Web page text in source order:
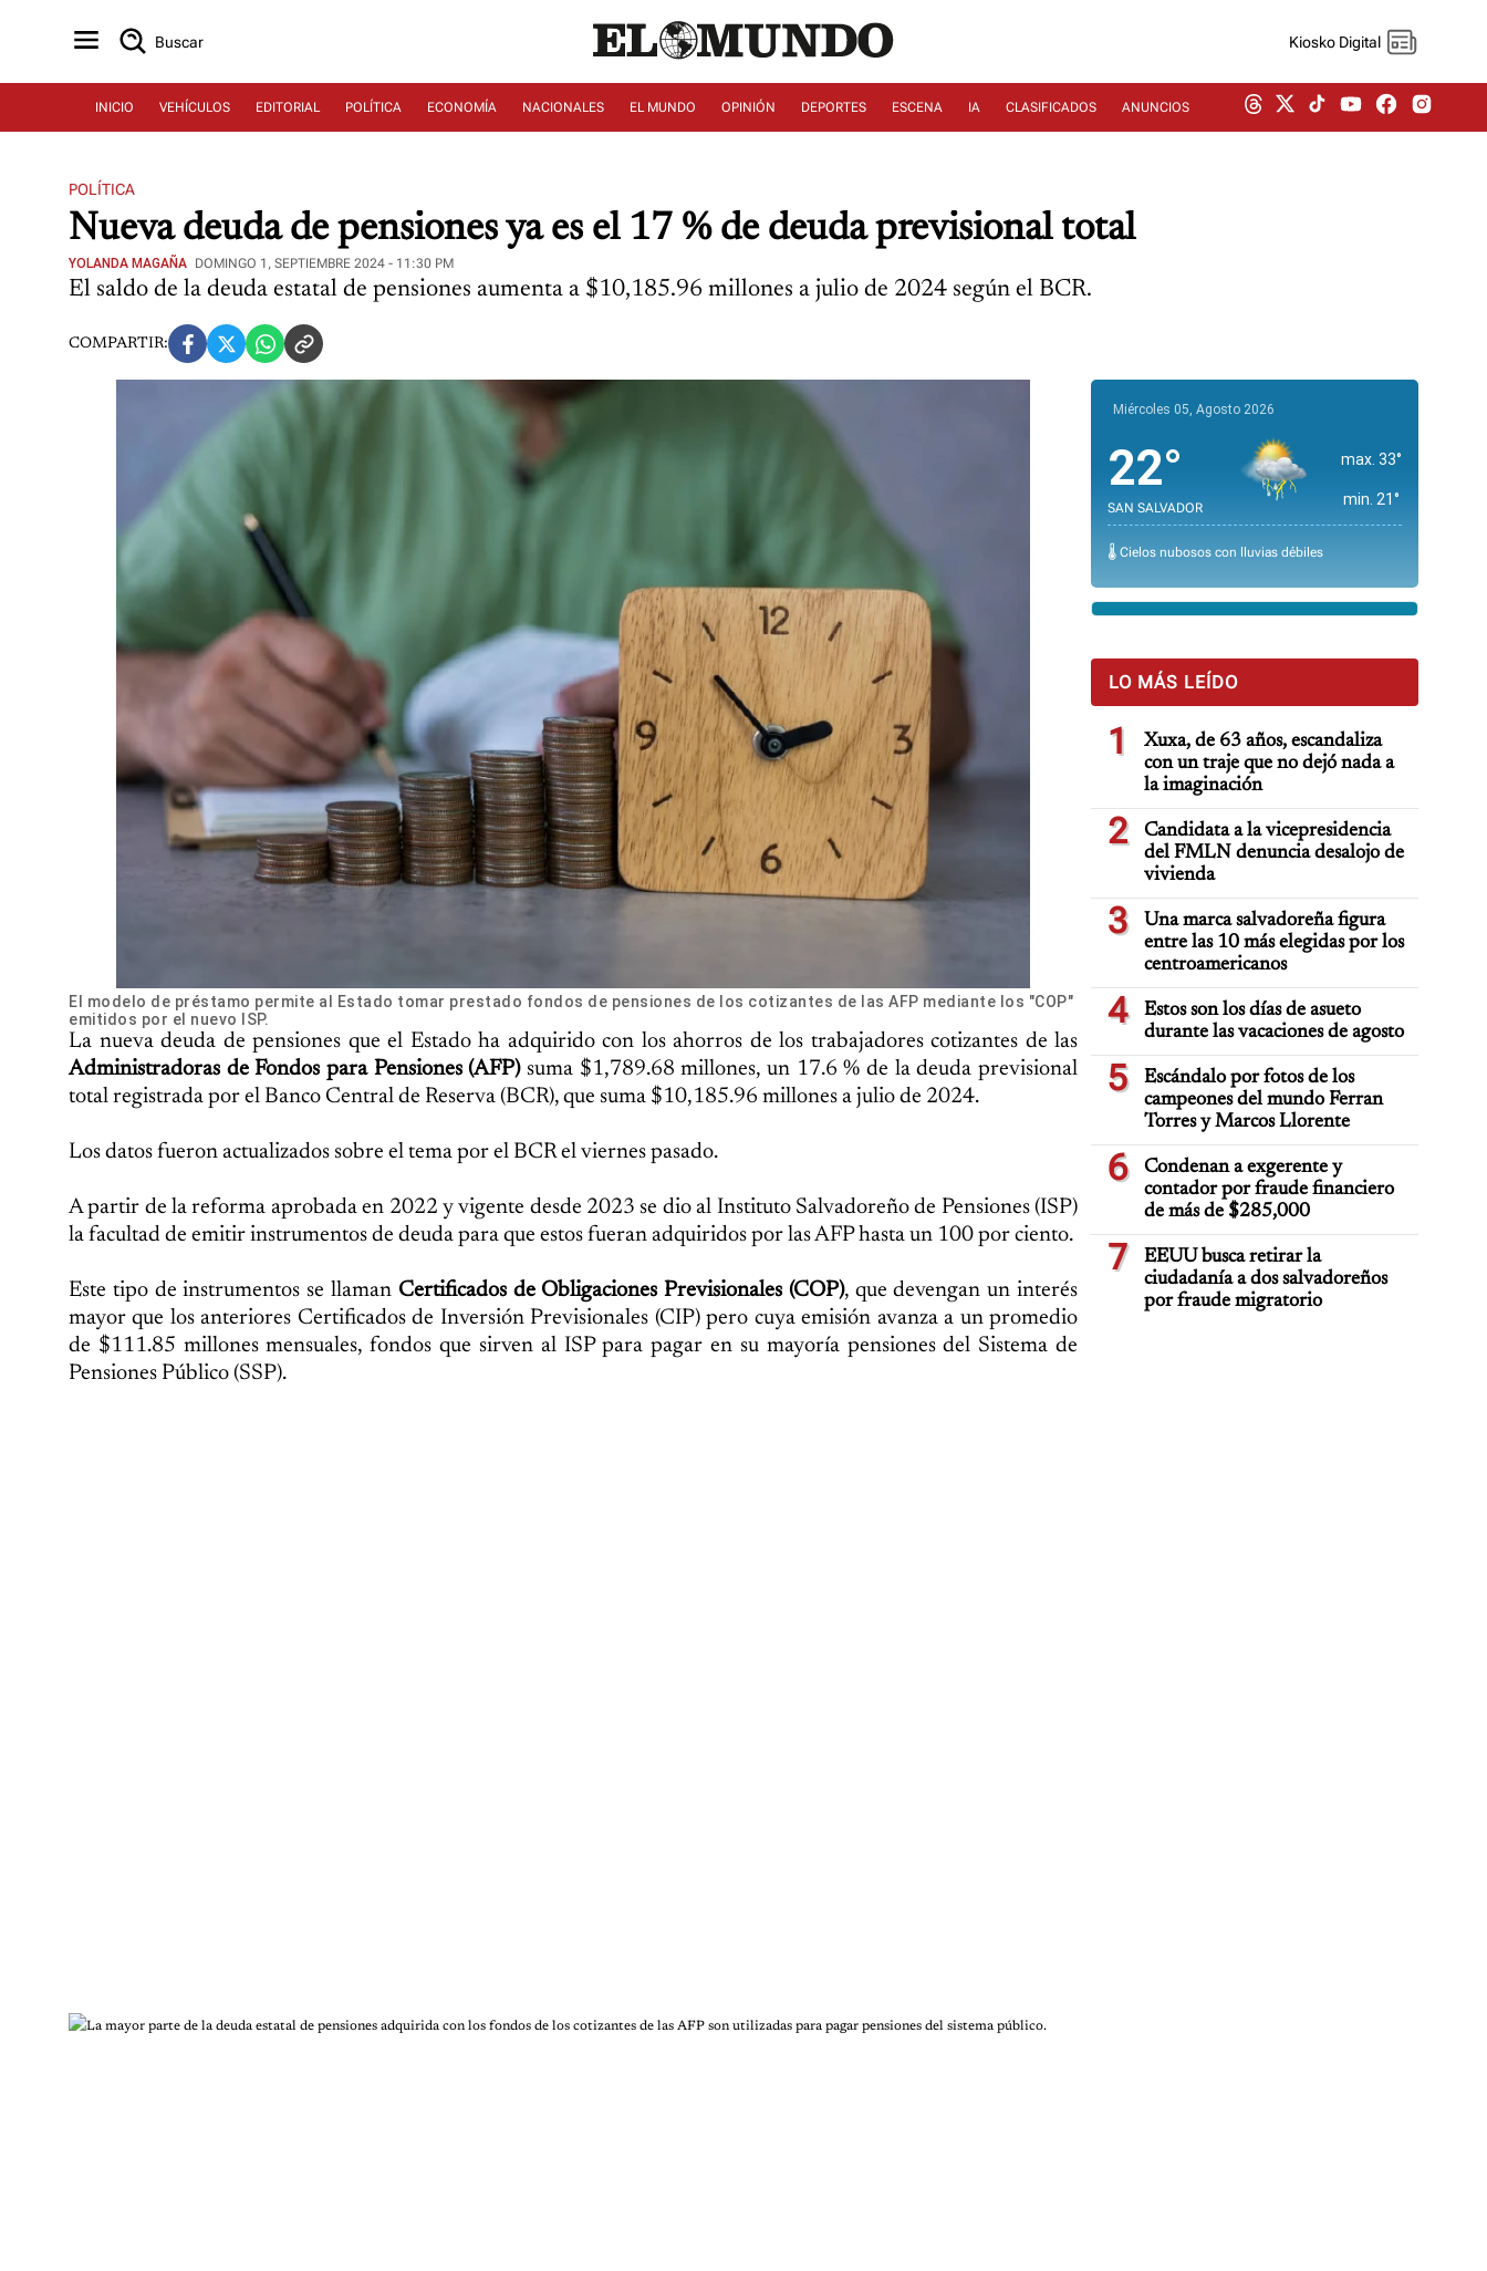
Buscar Kiosko Digital
INICIO VEHÍCULOS EDITORIAL POLÍTICA ECONOMÍA NACIONALES EL MUNDO OPINIÓN DEPORTES ESCENA IA CLASIFICADOS ANUNCIOS
POLÍTICA
Nueva deuda de pensiones ya es el 17 % de deuda previsional total
YOLANDA MAGAÑA DOMINGO 1, SEPTIEMBRE 2024 - 11:30 PM
El saldo de la deuda estatal de pensiones aumenta a $10,185.96 millones a julio de 2024 según el BCR.
COMPARTIR:
El modelo de préstamo permite al Estado tomar prestado fondos de pensiones de los cotizantes de las AFP mediante los "COP"
emitidos por el nuevo ISP.
La nueva deuda de pensiones que el Estado ha adquirido con los ahorros de los trabajadores cotizantes de las
Administradoras de Fondos para Pensiones (AFP)suma $1,789.68 millones, un 17.6 % de la deuda previsional
total registrada por el Banco Central de Reserva (BCR), que suma $10,185.96 millones a julio de 2024.
Los datos fueron actualizados sobre el tema por el BCR el viernes pasado.
A partir de la reforma aprobada en 2022 y vigente desde 2023 se dio al Instituto Salvadoreño de Pensiones (ISP)
la facultad de emitir instrumentos de deuda para que estos fueran adquiridos por las AFP hasta un 100 por ciento.
Este tipo de instrumentos se llamanCertificados de Obligaciones Previsionales (COP), que devengan un interés
mayor que los anteriores Certificados de Inversión Previsionales (CIP) pero cuya emisión avanza a un promedio
de $111.85 millones mensuales, fondos que sirven al ISP para pagar en su mayoría pensiones del Sistema de
Pensiones Público (SSP).
Miércoles 05, Agosto 2026
22°
SAN SALVADOR
max. 33°
min. 21°
🌡️ Cielos nubosos con lluvias débiles
LO MÁS LEÍDO
1
Xuxa, de 63 años, escandaliza
con un traje que no dejó nada a
la imaginación
2
Candidata a la vicepresidencia
del FMLN denuncia desalojo de
vivienda
3
Una marca salvadoreña figura
entre las 10 más elegidas por los
centroamericanos
4
Estos son los días de asueto
durante las vacaciones de agosto
5
Escándalo por fotos de los
campeones del mundo Ferran
Torres y Marcos Llorente
6
Condenan a exgerente y
contador por fraude financiero
de más de $285,000
7
EEUU busca retirar la
ciudadanía a dos salvadoreños
por fraude migratorio